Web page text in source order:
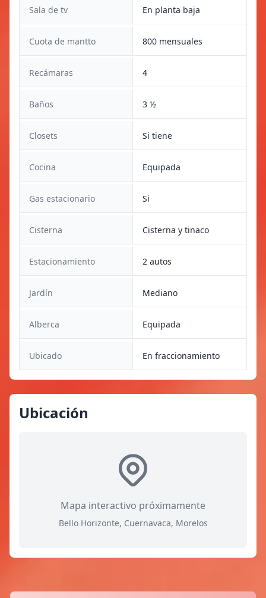
Sala de tv En planta baja
Cuota de mantto 800 mensuales
Recámaras 4
Baños 3 ½
Closets Si tiene
Cocina Equipada
Gas estacionario Si
Cisterna Cisterna y tinaco
Estacionamiento 2 autos
Jardín Mediano
Alberca Equipada
Ubicado En fraccionamiento
Ubicación
Mapa interactivo próximamente
Bello Horizonte, Cuernavaca, Morelos